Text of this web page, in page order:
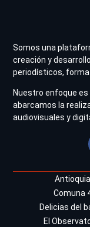
Somos una
creación y
periodísticos,
Nuestro enfoque
abarcamos la
audiovisuales y
Antioquia
Comuna
Delicias del
El